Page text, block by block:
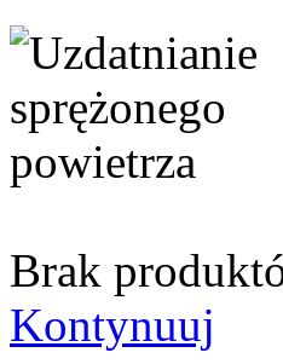
Brak
Kontynuuj